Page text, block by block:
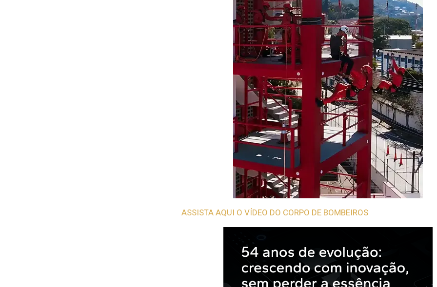
ASSISTA AQUI O VÍDEO DO CORPO DE BOMBEIROS